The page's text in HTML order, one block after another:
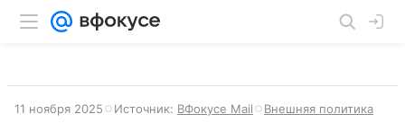
11 ноября 2025 Источник: ВФокусе Mail Внешняя политика